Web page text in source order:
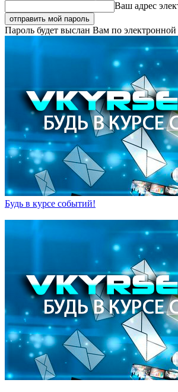
Ваш адрес
Пароль будет выслан Вам по электронной
Будь в курсе событий!